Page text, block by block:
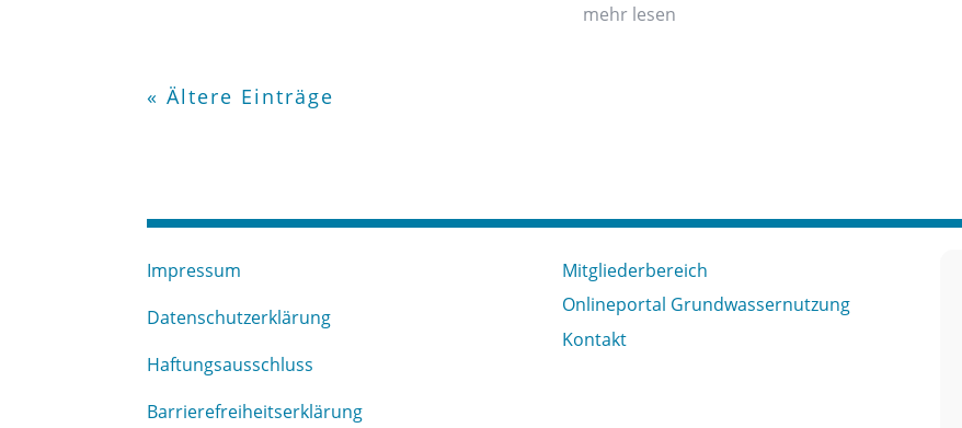
mehr lesen
« Ältere Einträge
Impressum
Datenschutzerklärung
Haftungsausschluss
Barrierefreiheitserklärung
Mitgliederbereich
Onlineportal Grundwassernutzung
Kontakt